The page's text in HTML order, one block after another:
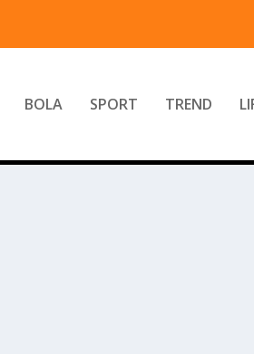
BOLA SPORT TREND